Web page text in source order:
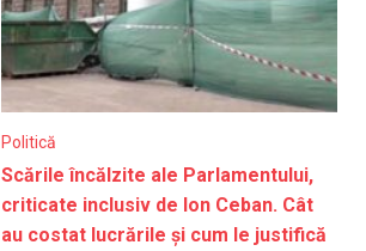
Politică
Scările încălzite ale Parlamentului,
criticate inclusiv de Ion Ceban. Cât
au costat lucrările și cum le justifică